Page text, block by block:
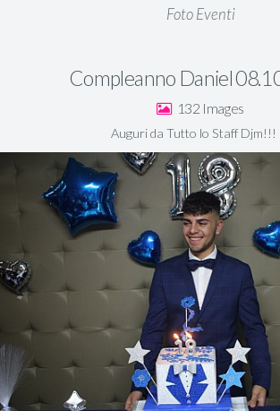
Foto Eventi
Compleanno Daniel
132
Auguri da Tutto lo Staff Djm!!!